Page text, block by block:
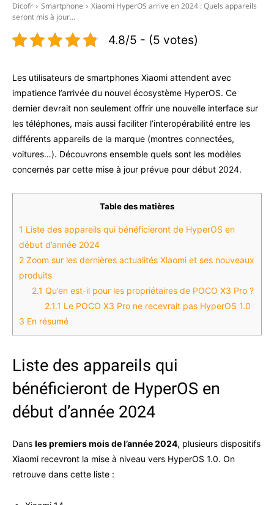
Dicofr Smartphone
Xiaomi HyperOS arrive en 2024 : Quels appareils
seront mis à jour...
4.8/5 - (5 votes)
Les utilisateurs de smartphones Xiaomi attendent avec
impatience l’arrivée du nouvel écosystème HyperOS. Ce
dernier devrait non seulement offrir une nouvelle interface sur
les téléphones, mais aussi faciliter l’interopérabilité entre les
différents appareils de la marque (montres connectées,
voitures…). Découvrons ensemble quels sont les modèles
concernés par cette mise à jour prévue pour début 2024.
Table des matières
1 Liste des appareils qui bénéficieront de HyperOS en
début d’année 2024
2 Zoom sur les dernières actualités Xiaomi et ses nouveaux
produits
2.1 Qu’en est-il pour les propriétaires de POCO X3 Pro ?
2.1.1 Le POCO X3 Pro ne recevrait pas HyperOS 1.0
3 En résumé
Liste des appareils qui
bénéficieront de HyperOS en
début d’année 2024
Dans les premiers mois de l’année 2024, plusieurs dispositifs
Xiaomi recevront la mise à niveau vers HyperOS 1.0. On
retrouve dans cette liste :